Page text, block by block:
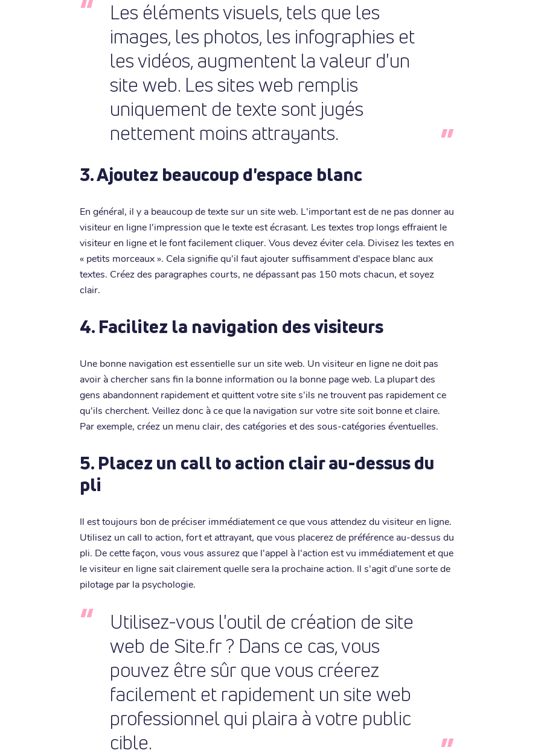
Les éléments visuels, tels que les
images, les photos, les infographies et
les vidéos, augmentent la valeur d'un
site web. Les sites web remplis
uniquement de texte sont jugés
nettement moins attrayants.
3. Ajoutez beaucoup d'espace blanc
En général, il y a beaucoup de texte sur un site web. L'important est de ne pas donner au
visiteur en ligne l'impression que le texte est écrasant. Les textes trop longs effraient le
visiteur en ligne et le font facilement cliquer. Vous devez éviter cela. Divisez les textes en
« petits morceaux ». Cela signifie qu'il faut ajouter suffisamment d'espace blanc aux
textes. Créez des paragraphes courts, ne dépassant pas 150 mots chacun, et soyez
clair.
4. Facilitez la navigation des visiteurs
Une bonne navigation est essentielle sur un site web. Un visiteur en ligne ne doit pas
avoir à chercher sans fin la bonne information ou la bonne page web. La plupart des
gens abandonnent rapidement et quittent votre site s'ils ne trouvent pas rapidement ce
qu'ils cherchent. Veillez donc à ce que la navigation sur votre site soit bonne et claire.
Par exemple, créez un menu clair, des catégories et des sous-catégories éventuelles.
5. Placez un call to action clair au-dessus du
pli
Il est toujours bon de préciser immédiatement ce que vous attendez du visiteur en ligne.
Utilisez un call to action, fort et attrayant, que vous placerez de préférence au-dessus du
pli. De cette façon, vous vous assurez que l'appel à l'action est vu immédiatement et que
le visiteur en ligne sait clairement quelle sera la prochaine action. Il s'agit d'une sorte de
pilotage par la psychologie.
Utilisez-vous l'outil de création de site
web de Site.fr ? Dans ce cas, vous
pouvez être sûr que vous créerez
facilement et rapidement un site web
professionnel qui plaira à votre public
cible.